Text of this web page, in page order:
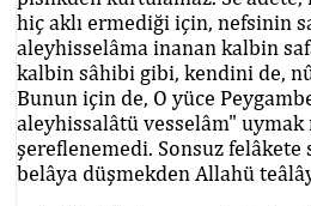
hiç aklı ermediği için, nefsinin
aleyhisselâma inanan kalbin
kalbin sâhibi gibi, kendini de,
Bunun için de, O yüce
aleyhissalâtü vesselâm"
şereflenemedi. Sonsuz
belâya düşmekden Allahü